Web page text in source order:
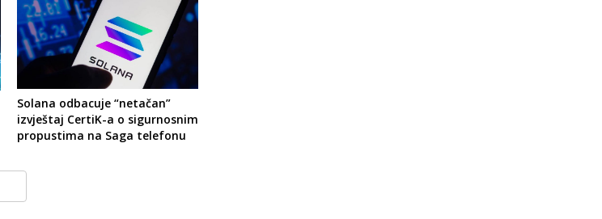
Solana odbacuje “netačan”
izvještaj CertiK-a o sigurnosnim
propustima na Saga telefonu